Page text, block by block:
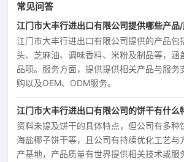
常见问答
江门市大丰行进出口有限公司提供哪些产品/
江门市大丰行进出口有限公司提供的产品包
头、芝麻油、调味香料、米粉及制品等，
品项。服务方面，提供提供相关产品与服务
购以及OEM、ODM服务。
江门市大丰行进出口有限公司的饼干有什么
资料未提及饼干的具体特点，但公司有多
海盐椰子饼干等，且公司有持续优化工艺与
产基地，产品质量有世界提供相关技术或服